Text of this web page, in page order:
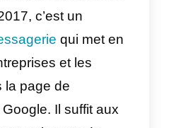
présentons
messagerie Google
et nous vous
d’un outil qui